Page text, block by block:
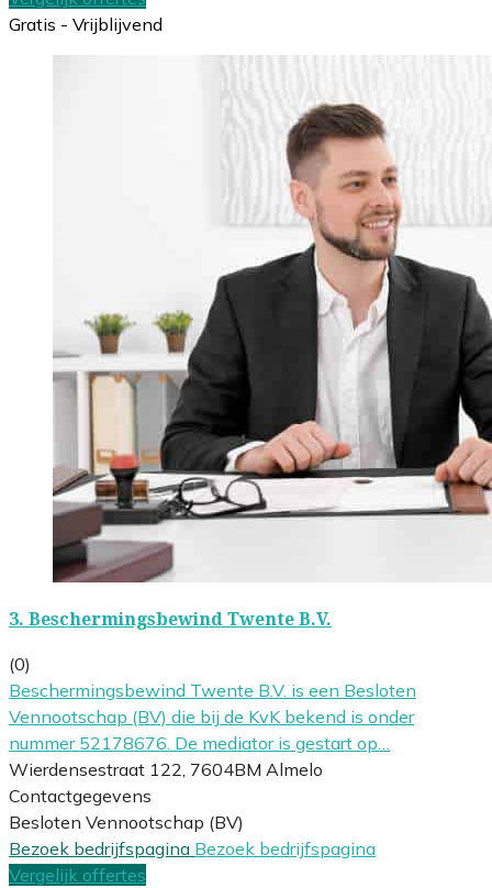
Gratis - Vrijblijvend
3. Beschermingsbewind Twente B.V.
(0)
Beschermingsbewind Twente B.V. is een Besloten
Vennootschap (BV) die bij de KvK bekend is onder
nummer 52178676. De mediator is gestart op…
Wierdensestraat 122, 7604BM Almelo
Contactgegevens
Besloten Vennootschap (BV)
Bezoek bedrijfspagina Bezoek bedrijfspagina
Vergelijk offertes